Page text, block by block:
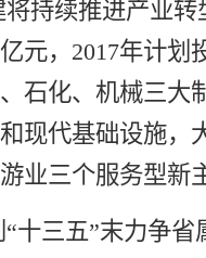
持续推进产业转
元，2017年计划
石化、机械三大
现代基础设施，
业三个服务型新
十三五”末力争省